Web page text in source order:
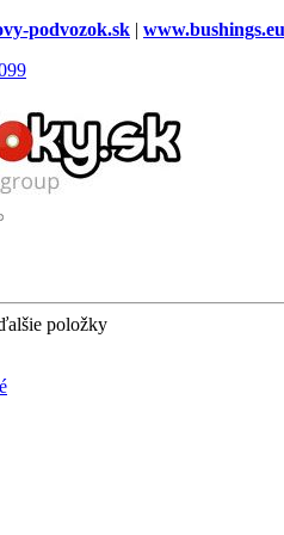
podvozok.sk | www.bushings.eu
položky